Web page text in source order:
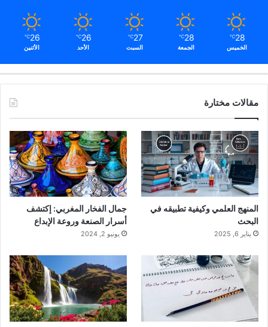
28
℃
الخميس
28
℃
الجمعة
27
℃
السبت
26
℃
الأحد
26
℃
الأثنين
مقالات مختارة
المنهج العلمي وكيفية تطبيقه في
البحث
يناير 6, 2025
جمال الفخار المغربي: إكتشف
أسرار الصنعة وروعة الإبداع
يونيو 2, 2024